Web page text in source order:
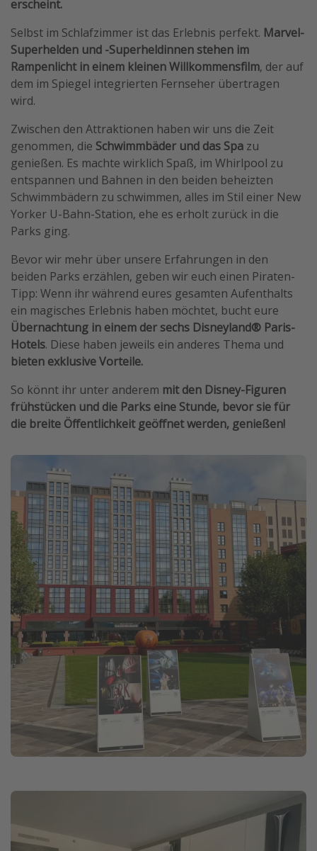
erscheint.
Selbst im Schlafzimmer ist das Erlebnis perfekt. Marvel-
Superhelden und -Superheldinnen stehen im
Rampenlicht in einem kleinen Willkommensfilm, der auf
dem im Spiegel integrierten Fernseher übertragen
wird.
Zwischen den Attraktionen haben wir uns die Zeit
genommen, die Schwimmbäder und das Spa zu
genießen. Es machte wirklich Spaß, im Whirlpool zu
entspannen und Bahnen in den beiden beheizten
Schwimmbädern zu schwimmen, alles im Stil einer New
Yorker U-Bahn-Station, ehe es erholt zurück in die
Parks ging.
Bevor wir mehr über unsere Erfahrungen in den
beiden Parks erzählen, geben wir euch einen Piraten-
Tipp: Wenn ihr während eures gesamten Aufenthalts
ein magisches Erlebnis haben möchtet, bucht eure
Übernachtung in einem der sechs Disneyland® Paris-
Hotels. Diese haben jeweils ein anderes Thema und
bieten exklusive Vorteile.
So könnt ihr unter anderem mit den Disney-Figuren
frühstücken und die Parks eine Stunde, bevor sie für
die breite Öffentlichkeit geöffnet werden, genießen!